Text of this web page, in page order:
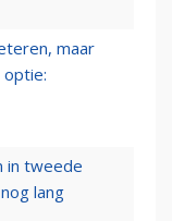
maar
optie:
in tweede
lang